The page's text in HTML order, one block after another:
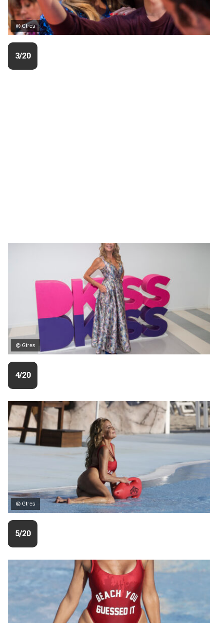
© Gtres
3/20
© Gtres
4/20
© Gtres
5/20